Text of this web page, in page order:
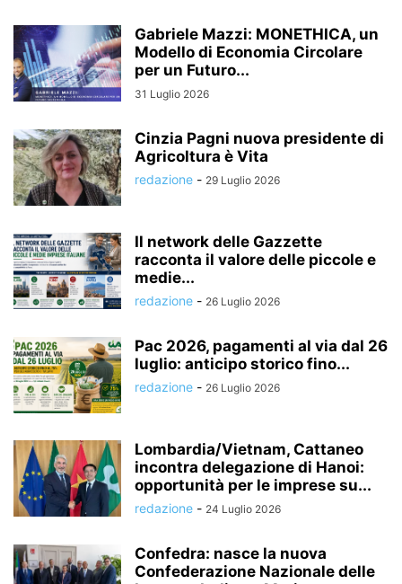
Gabriele Mazzi: MONETHICA, un
Modello di Economia Circolare
per un Futuro...
31 Luglio 2026
Cinzia Pagni nuova presidente di
Agricoltura è Vita
redazione - 29 Luglio 2026
Il network delle Gazzette
racconta il valore delle piccole e
medie...
redazione - 26 Luglio 2026
Pac 2026, pagamenti al via dal 26
luglio: anticipo storico fino...
redazione - 26 Luglio 2026
Lombardia/Vietnam, Cattaneo
incontra delegazione di Hanoi:
opportunità per le imprese su...
redazione - 24 Luglio 2026
Confedra: nasce la nuova
Confederazione Nazionale delle